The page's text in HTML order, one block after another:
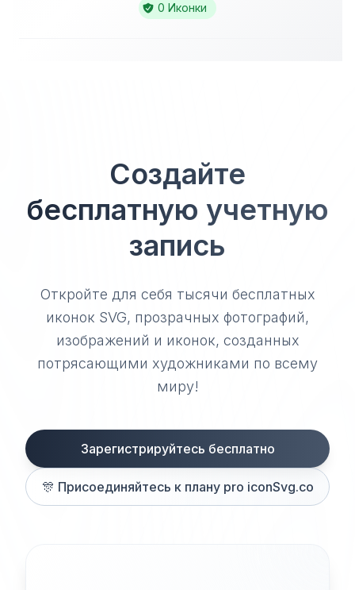
0 Иконки
Создайте
бесплатную учетную
запись
Откройте для себя тысячи бесплатных
иконок SVG, прозрачных фотографий,
изображений и иконок, созданных
потрясающими художниками по всему
миру!
Зарегистрируйтесь бесплатно
🎊 Присоединяйтесь к плану pro iconSvg.co